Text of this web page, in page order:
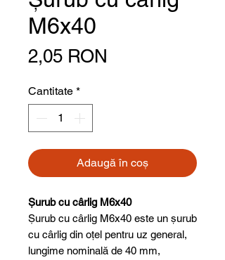
M6x40
2,05 RON
Cantitate *
Adaugă în coș
Șurub cu cârlig M6x40
Șurub cu cârlig M6x40 este un șurub
cu cârlig din oțel pentru uz general,
lungime nominală de 40 mm,